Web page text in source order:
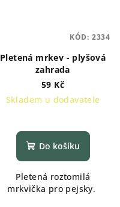
Pletená mrkev - plyšová
zahrada
59 Kč
Skladem u dodavatele
Do košíku
Pletená roztomilá
mrkvička pro pejsky.
KÓD: 2334